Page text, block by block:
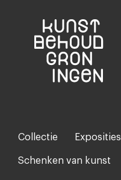
Footer-
menu
Collectie Exposities
Schenken van kunst